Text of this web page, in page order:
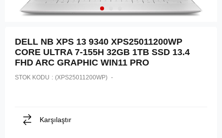
DELL NB XPS 13 9340 XPS25011200WP
CORE ULTRA 7-155H 32GB 1TB SSD 13.4
FHD ARC GRAPHIC WIN11 PRO
STOK KODU (XPS25011200WP)
Karşılaştır